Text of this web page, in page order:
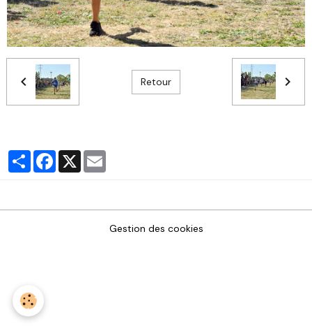
Retour
PartagerFacebook
X
Gestion des cookies